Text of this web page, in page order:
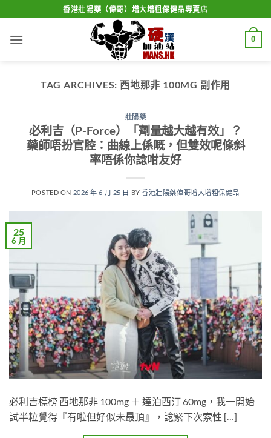
to
content
香港壯陽藥（偉哥）增大增粗保健品專賣店
0
TAG ARCHIVES: 西地那非 100MG 副作用
壯陽藥
必利吉（P-Force）「劑量越大越有效」？
藥師唔扮官腔：曲線上係嘅，但雙效呢條斜
率唔係你諗咁友好
POSTED ON 2026 年 6 月 25 日 BY香港壯陽藥偉哥增大增粗保健品
25
6 月
必利吉標榜 西地那非 100mg ＋ 達泊西汀 60mg，我一開始
試半粒覺得『有啦但好似未最頂』，諗緊下次索性 […]